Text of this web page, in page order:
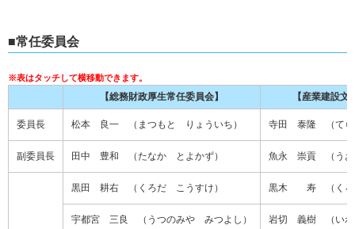
■常任委員会
【総務財政厚生常任委員会】 【産業建設
委員長 松本 良一 （まつもと りょういち） 寺田 泰隆 （てら
副委員長 田中 豊和 （たなか とよかず） 魚永 崇貢 （うお
黒田 耕右 （くろだ こうすけ） 黒木 寿 （くろ
宇都宮 三良 （うつのみや みつよし） 岩切 義樹 （いわ